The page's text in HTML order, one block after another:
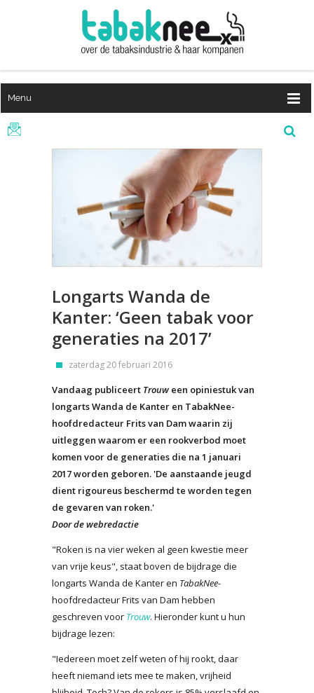
Menu
Longarts Wanda de
Kanter: ‘Geen tabak voor
generaties na 2017’
zaterdag 20 februari 2016
Vandaag publiceert Trouween opiniestuk van
longarts Wanda de Kanter en TabakNee-
hoofdredacteur Frits van Dam waarin zij
uitleggen waarom er een rookverbod moet
komen voor de generaties die na 1 januari
2017 worden geboren. 'De aanstaande jeugd
dient rigoureus beschermd te worden tegen
de gevaren van roken.'
Door de webredactie
"Roken is na vier weken al geen kwestie meer
van vrije keus", staat boven de bijdrage die
longarts Wanda de Kanter en TabakNee-
hoofdredacteur Frits van Dam hebben
geschreven voor Trouw. Hieronder kunt u hun
bijdrage lezen:
"Iedereen moet zelf weten of hij rookt, daar
heeft niemand iets mee te maken, vrijheid